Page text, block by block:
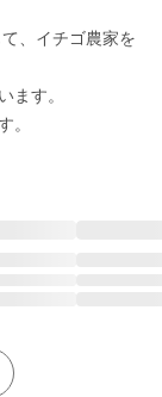
、イチゴ農家を
ます。
。